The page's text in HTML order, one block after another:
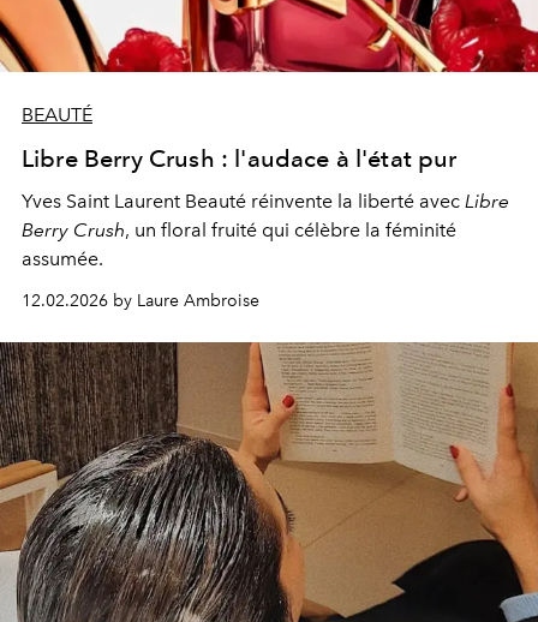
BEAUTÉ
Libre Berry Crush : l'audace à l'état pur
Yves Saint Laurent Beauté réinvente la liberté avec Libre
Berry Crush, un floral fruité qui célèbre la féminité
assumée.
12.02.2026 by Laure Ambroise